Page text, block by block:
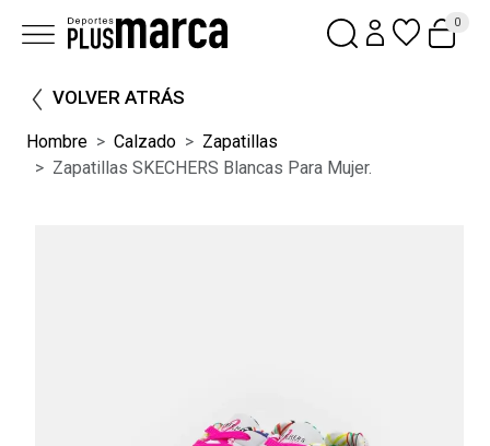
0
VOLVER ATRÁS
Hombre Calzado
Zapatillas
Zapatillas SKECHERS Blancas Para Mujer.